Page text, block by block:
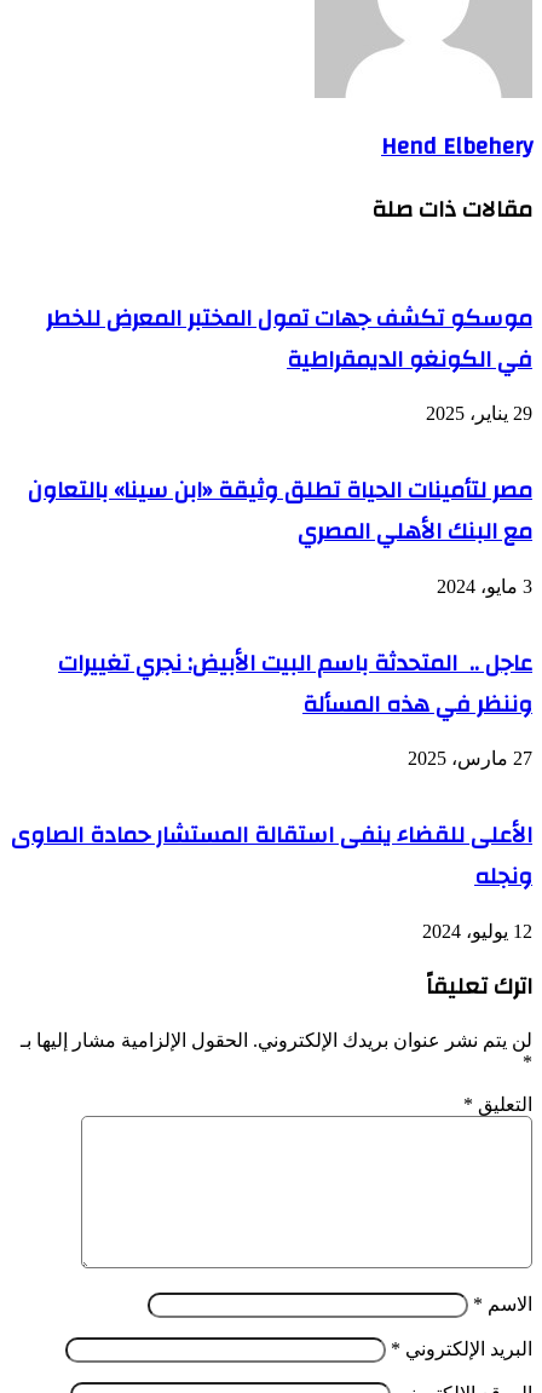
Hend Elbehery
مقالات ذات صلة
موسكو تكشف جهات تمول المختبر المعرض للخطر
في الكونغو الديمقراطية
29 يناير، 2025
مصر لتأمينات الحياة تطلق وثيقة «ابن سينا» بالتعاون
مع البنك الأهلي المصري
3 مايو، 2024
عاجل .. المتحدثة باسم البيت الأبيض: نجري تغييرات
وننظر في هذه المسألة
27 مارس، 2025
الأعلى للقضاء ينفى استقالة المستشار حمادة الصاوى
ونجله
12 يوليو، 2024
اترك تعليقاً
لن يتم نشر عنوان بريدك الإلكتروني. الحقول الإلزامية مشار إليها بـ
*
التعليق *
الاسم *
البريد الإلكتروني *